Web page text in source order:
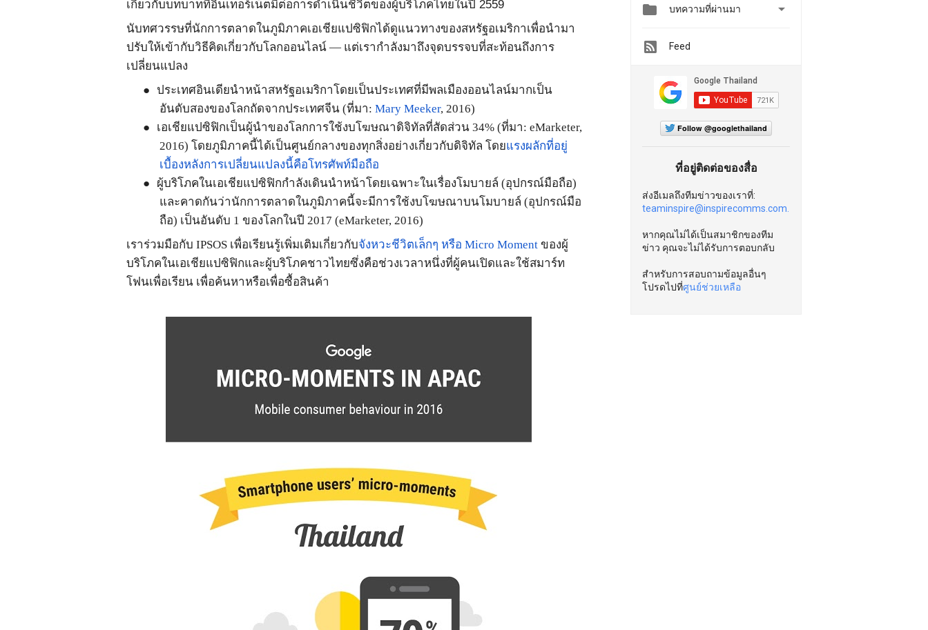
เกี่ยวกับบทบาทที่อินเทอร์เน็ตมีต่อการดำเนินชีวิตของผู้บริโภคไทยในปี 2559
นับทศวรรษที่นักการตลาดในภูมิภาคเอเชียแปซิฟิกได้ดูแนวทางของสหรัฐอเมริกาเพื่อนำมา
ปรับให้เข้ากับวิธีคิดเกี่ยวกับโลกออนไลน์ — แต่เรากำลังมาถึงจุดบรรจบที่สะท้อนถึงการ
เปลี่ยนแปลง
● ประเทศอินเดียนำหน้าสหรัฐอเมริกาโดยเป็นประเทศที่มีพลเมืองออนไลน์มากเป็น
อันดับสองของโลกถัดจากประเทศจีน (ที่มา: Mary Meeker, 2016)
●
เอเชียแปซิฟิกเป็นผู้นำของโลกการใช้งบโฆษณาดิจิทัลที่สัดส่วน 34% (ที่มา: eMarketer,
2016) โดยภูมิภาคนี้ได้เป็นศูนย์กลางของทุกสิ่งอย่างเกี่ยวกับดิจิทัล โดยแรงผลักที่อยู่
เบื้องหลังการเปลี่ยนแปลงนี้คือโทรศัพท์มือถือ
●
ผู้บริโภคในเอเชียแปซิฟิกกำลังเดินนำหน้าโดยเฉพาะในเรื่องโมบายล์ (อุปกรณ์มือถือ)
และคาดกันว่านักการตลาดในภูมิภาคนี้จะมีการใช้งบโฆษณาบนโมบายล์ (อุปกรณ์มือ
ถือ) เป็นอันดับ 1 ของโลกในปี 2017 (eMarketer, 2016)
เราร่วมมือกับ IPSOS เพื่อเรียนรู้เพิ่มเติมเกี่ยวกับจังหวะชีวิตเล็กๆ หรือ Micro Moment ของผู้
บริโภคในเอเชียแปซิฟิกและผู้บริโภคชาวไทยซึ่งคือช่วงเวลาหนึ่งที่ผู้คนเปิดและใช้สมาร์ท
โฟนเพื่อเรียน เพื่อค้นหาหรือเพื่อซื้อสินค้า
 บทความที่ผ่านมา 
Feed
Follow @googlethailand
ที่อยู่ติดต่อของสื่อ
ส่งอีเมลถึงทีมข่าวของเราที่:
teaminspire@inspirecomms.com.
หากคุณไม่ได้เป็นสมาชิกของทีม
ข่าว คุณจะไม่ได้รับการตอบกลับ
สำหรับการสอบถามข้อมูลอื่นๆ
โปรดไปที่ศูนย์ช่วยเหลือ